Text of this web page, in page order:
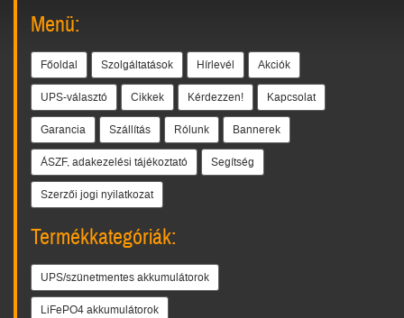
Menü:
Főoldal Szolgáltatások Hírlevél Akciók
UPS-választó Cikkek Kérdezzen! Kapcsolat
Garancia Szállítás Rólunk Bannerek
ÁSZF, adakezelési tájékoztató Segítség
Szerzői jogi nyilatkozat
Termékkategóriák:
UPS/szünetmentes akkumulátorok
LiFePO4 akkumulátorok